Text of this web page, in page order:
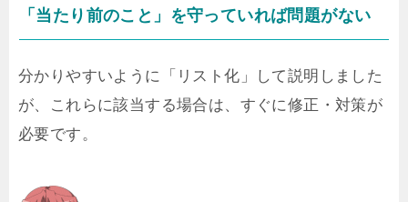
「当たり前のこと」を守っていれば問題がない
分かりやすいように「リスト化」して説明しました
が、これらに該当する場合は、すぐに修正・対策が
必要です。